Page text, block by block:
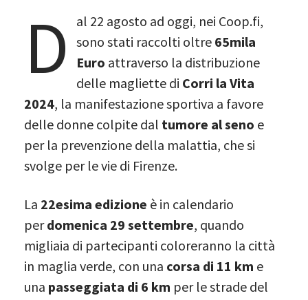
D
al 22 agosto ad oggi, nei Coop.fi,
sono stati raccolti oltre 65mila
Euro attraverso la distribuzione
delle magliette di Corri la Vita
2024, la manifestazione sportiva a favore
delle donne colpite dal tumore al seno e
per la prevenzione della malattia, che si
svolge per le vie di Firenze.
La 22esima edizione è in calendario
perdomenica 29 settembre, quando
migliaia di partecipanti coloreranno la città
in maglia verde, con una corsa di 11 km e
una passeggiata di 6 km per le strade del